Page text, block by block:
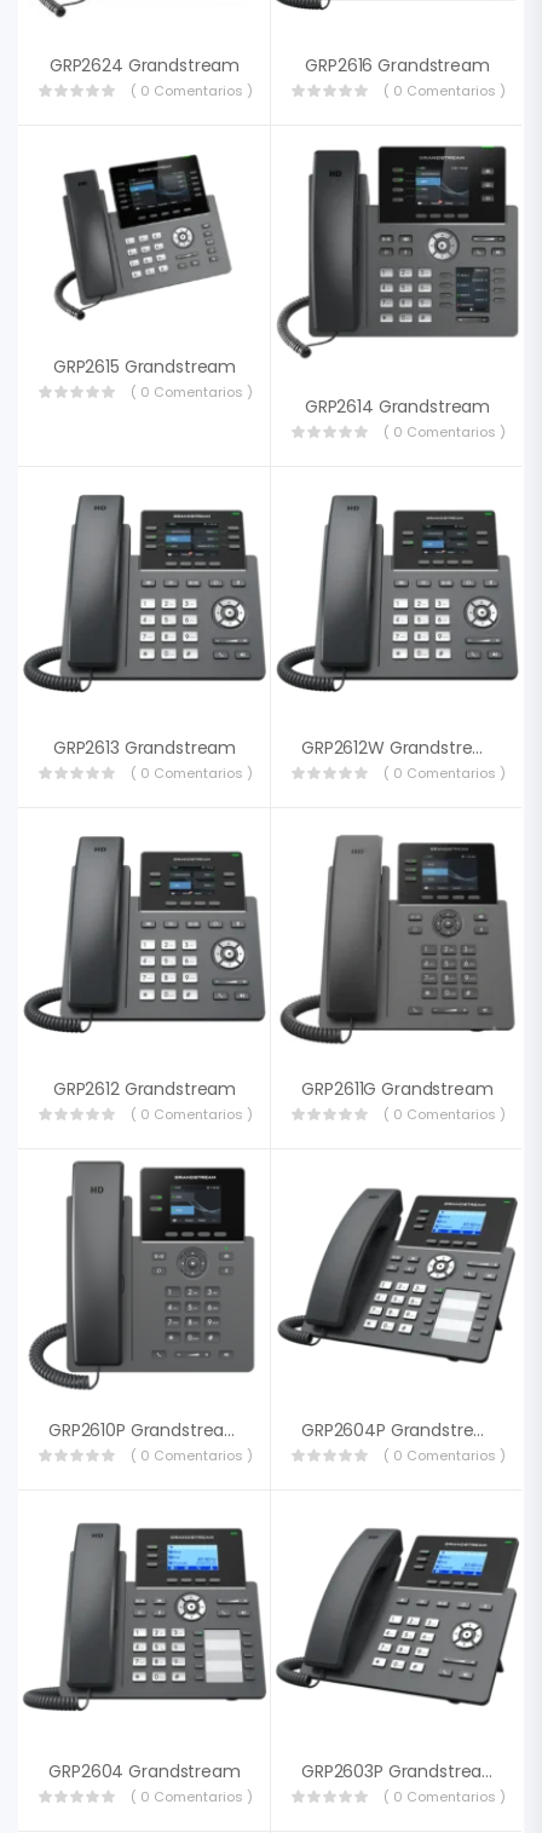
GRP2624 Grandstream
( 0 Comentarios )
GRP2616 Grandstream
( 0 Comentarios )
GRP2615 Grandstream
( 0 Comentarios )
GRP2614 Grandstream
( 0 Comentarios )
GRP2613 Grandstream
( 0 Comentarios )
GRP2612W Grandstream
( 0 Comentarios )
GRP2612 Grandstream
( 0 Comentarios )
GRP2611G Grandstream
( 0 Comentarios )
GRP2610P Grandstream
( 0 Comentarios )
GRP2604P Grandstream
( 0 Comentarios )
GRP2604 Grandstream
( 0 Comentarios )
GRP2603P Grandstream
( 0 Comentarios )